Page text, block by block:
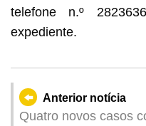
telefone n.º
expediente.
Anterior notícia
Quatro novos casos